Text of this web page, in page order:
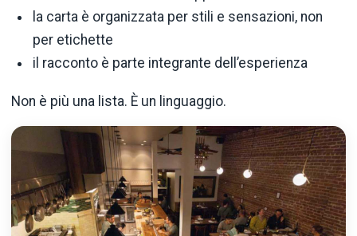
la carta è organizzata per stili e sensazioni, non
per etichette
il racconto è parte integrante dell’esperienza
Non è più una lista. È un linguaggio.